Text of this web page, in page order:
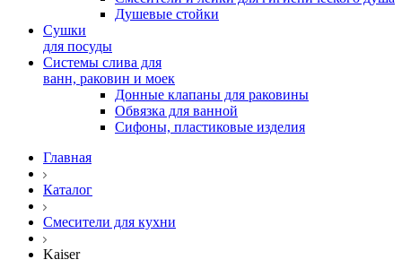
Душевые стойки
Сушки
для посуды
Системы слива для
ванн, раковин и моек
Донные клапаны для раковины
Обвязка для ванной
Сифоны, пластиковые изделия
Главная
Каталог
Смесители для кухни
Kaiser